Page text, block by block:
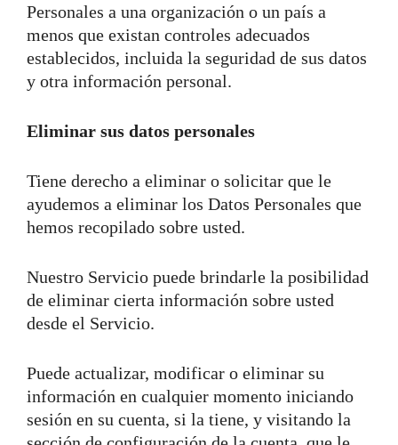
Personales a una organización o un país a
menos que existan controles adecuados
establecidos, incluida la seguridad de sus datos
y otra información personal.
Eliminar sus datos personales
Tiene derecho a eliminar o solicitar que le
ayudemos a eliminar los Datos Personales que
hemos recopilado sobre usted.
Nuestro Servicio puede brindarle la posibilidad
de eliminar cierta información sobre usted
desde el Servicio.
Puede actualizar, modificar o eliminar su
información en cualquier momento iniciando
sesión en su cuenta, si la tiene, y visitando la